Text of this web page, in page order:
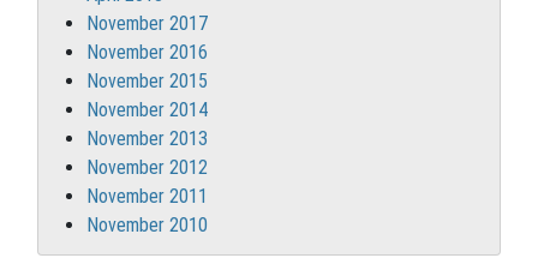
November 2017
November 2016
November 2015
November 2014
November 2013
November 2012
November 2011
November 2010